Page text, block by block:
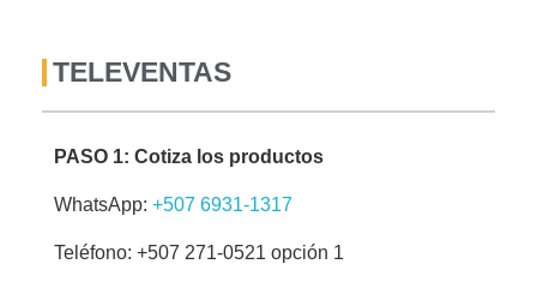
TELEVENTAS
PASO 1: Cotiza los productos
WhatsApp: +507 6931-1317
Teléfono: +507 271-0521 opción 1